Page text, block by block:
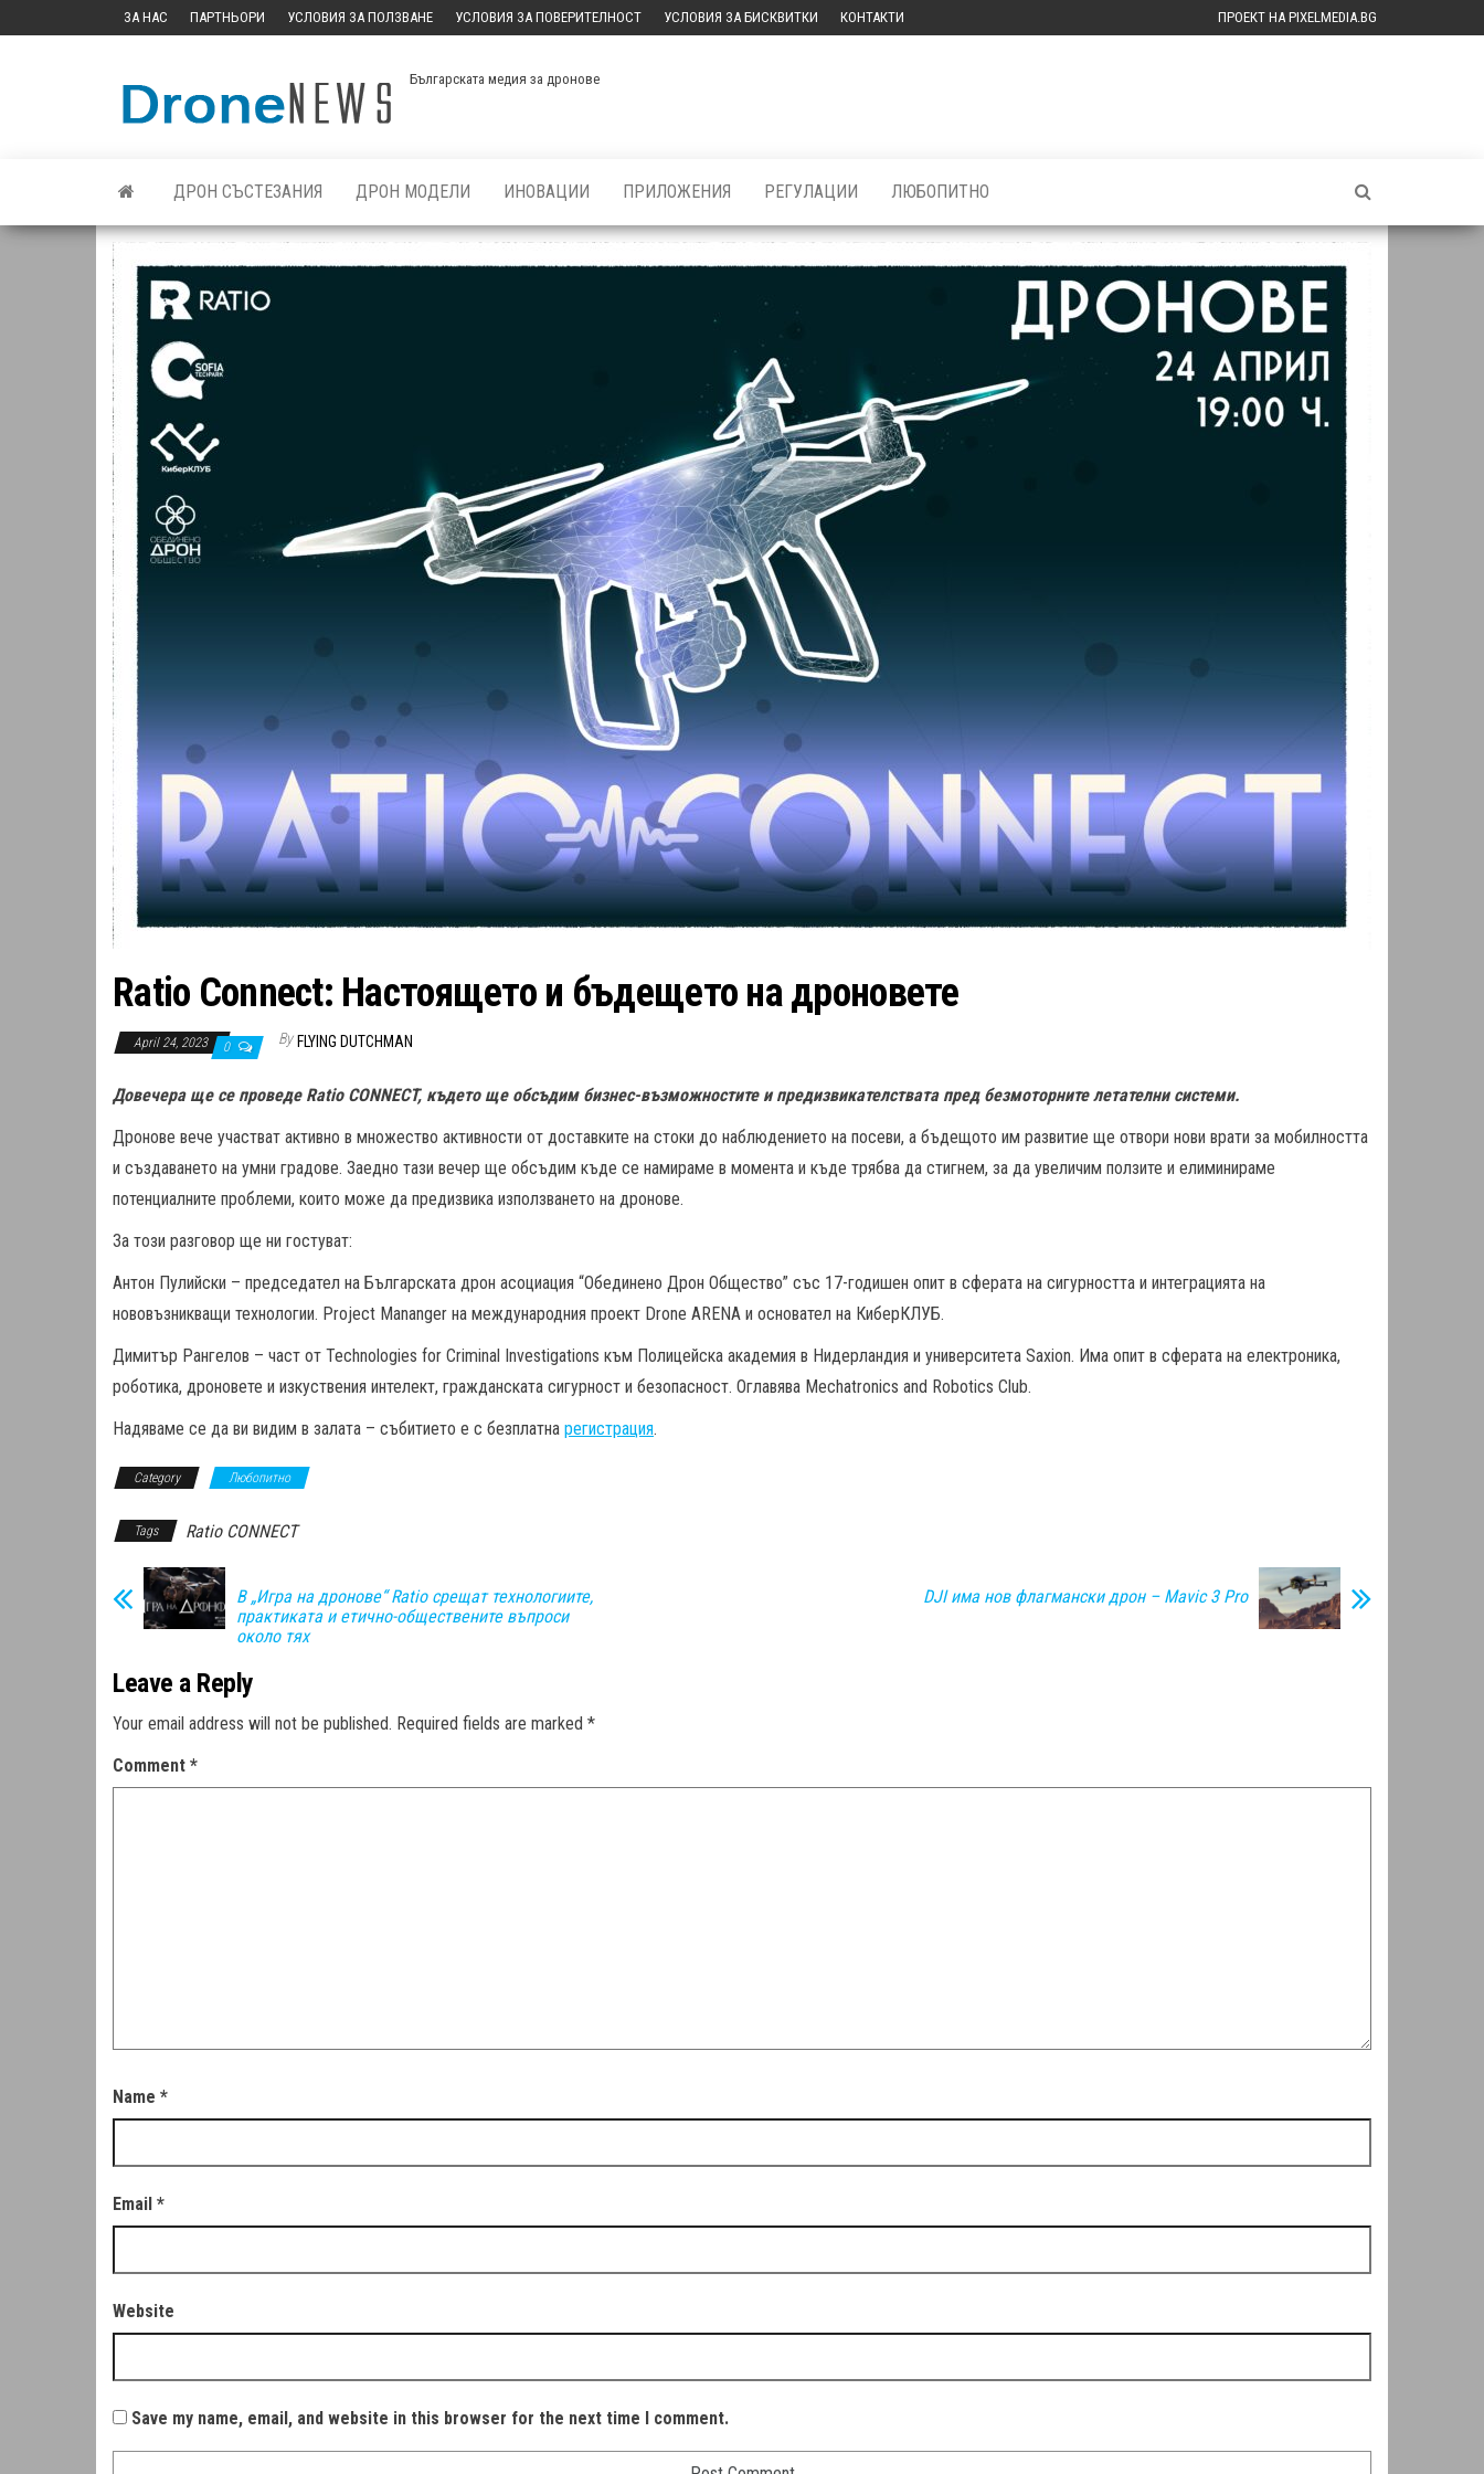
ЗА НАС ПАРТНЬОРИ УСЛОВИЯ ЗА ПОЛЗВАНЕ УСЛОВИЯ ЗА ПОВЕРИТЕЛНОСТ УСЛОВИЯ ЗА БИСКВИТКИ КОНТАКТИ ПРОЕКТ НА PIXELMEDIA.BG
Българската медия за дронове
ДРОН СЪСТЕЗАНИЯ ДРОН МОДЕЛИ ИНОВАЦИИ ПРИЛОЖЕНИЯ РЕГУЛАЦИИ ЛЮБОПИТНО
Ratio Connect: Настоящето и бъдещето на дроновете
April 24, 2023 0 By FLYING DUTCHMAN
Довечера ще се проведе Ratio CONNECT, където ще обсъдим бизнес-възможностите и предизвикателствата пред безмоторните летателни системи.
Дронове вече участват активно в множество активности от доставките на стоки до наблюдението на посеви, а бъдещото им развитие ще отвори нови врати за мобилността
и създаването на умни градове. Заедно тази вечер ще обсъдим къде се намираме в момента и къде трябва да стигнем, за да увеличим ползите и елиминираме
потенциалните проблеми, които може да предизвика използването на дронове.
За този разговор ще ни гостуват:
Антон Пулийски – председател на Българската дрон асоциация “Обединено Дрон Общество” със 17-годишен опит в сферата на сигурността и интеграцията на
нововъзникващи технологии. Project Mananger на международния проект Drone ARENA и основател на КиберКЛУБ.
Димитър Рангелов – част от Technologies for Criminal Investigations към Полицейска академия в Нидерландия и университета Saxion. Имa опит в сферата на електроника,
роботика, дроновете и изкуствения интелект, гражданската сигурност и безопасност. Оглавява Mechatronics and Robotics Club.
Надяваме се да ви видим в залата – събитието е с безплатна регистрация.
Category Любопитно
Tags Ratio CONNECT
В „Игра на дронове“ Ratio срещат технологиите,
практиката и етично-обществените въпроси
около тях
DJI има нов флагмански дрон – Mavic 3 Pro
Leave a Reply
Your email address will not be published. Required fields are marked *
Comment *
Name *
Email *
Website
Save my name, email, and website in this browser for the next time I comment.